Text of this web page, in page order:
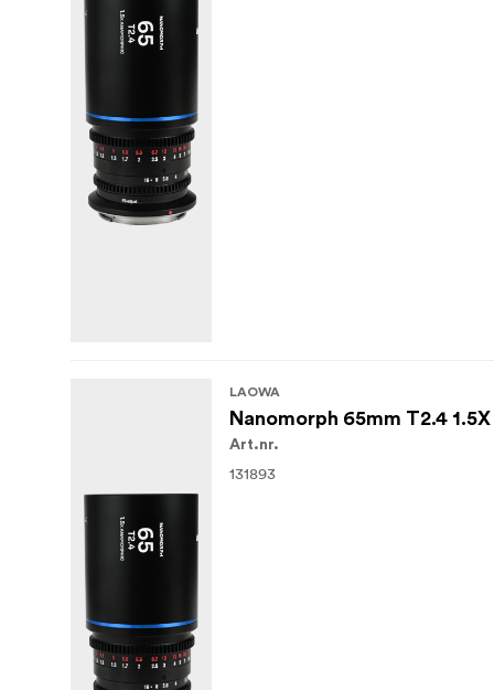
LAOWA
Nanomorph 65mm T2.4
Art.nr.
131893